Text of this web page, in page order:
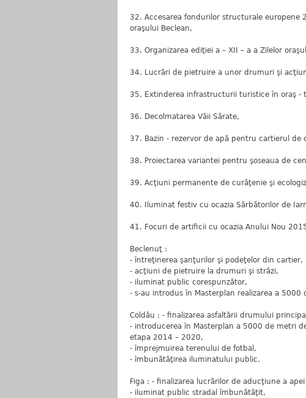
32. Accesarea fondurilor structurale europene
oraşului Beclean,
33. Organizarea ediţiei a – XII – a a Zilelor
34. Lucrări de pietruire a unor drumuri şi
35. Extinderea infrastructurii turistice în oraş -
36. Decolmatarea Văii Sărate,
37. Bazin - rezervor de apă pentru cartierul de
38. Proiectarea variantei pentru şoseaua de
39. Acţiuni permanente de curăţenie şi
40. Iluminat festiv cu ocazia Sărbătorilor de
41. Focuri de artificii cu ocazia Anului Nou
Beclenuţ :
- întreţinerea şanţurilor şi podeţelor din cartier,
- acţiuni de pietruire la drumuri şi străzi,
- iluminat public corespunzător,
- s-au introdus în Masterplan realizarea a
Coldău : - finalizarea asfaltării drumului
- introducerea în Masterplan a 5000 de metri
etapa 2014 – 2020,
- împrejmuirea terenului de fotbal,
- îmbunătăţirea iluminatului public.
Figa : - finalizarea lucrărilor de aducţiune a
- iluminat public stradal îmbunătăţit,